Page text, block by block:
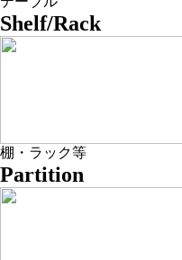
Shelf/Rack
棚・ラック等
Partition